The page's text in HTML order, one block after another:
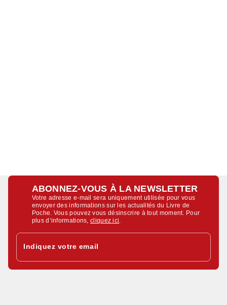
ABONNEZ-VOUS À LA NEWSLETTER
Votre adresse e-mail sera uniquement utilisée pour vous
envoyer des informations sur les actualités du Livre de
Poche. Vous pouvez vous désinscrire à tout moment. Pour
plus d’informations,cliquez ici
Indiquez votre email